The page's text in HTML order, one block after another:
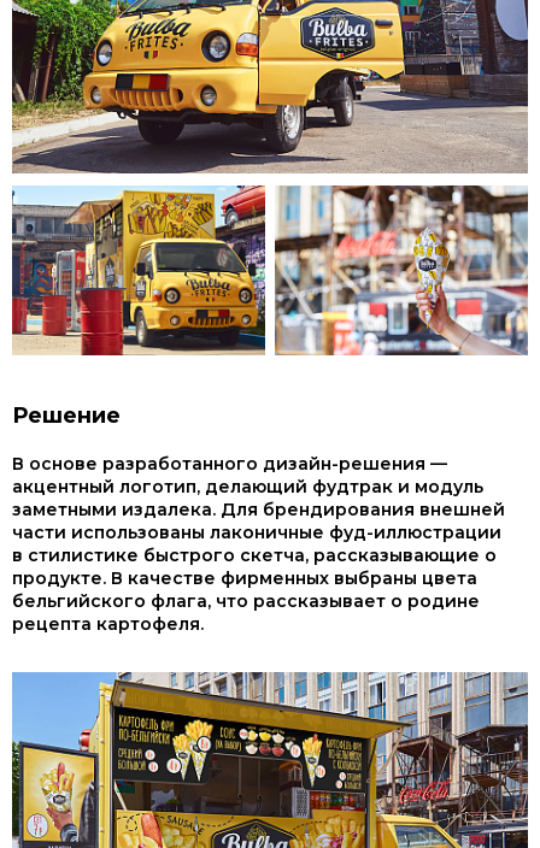
Решение
В основе разработанного дизайн-решения —
акцентный логотип, делающий фудтрак и модуль
заметными издалека. Для брендирования внешней
части использованы лаконичные фуд-иллюстрации
в стилистике быстрого скетча, рассказывающие о
продукте. В качестве фирменных выбраны цвета
бельгийского флага, что рассказывает о родине
рецепта картофеля.